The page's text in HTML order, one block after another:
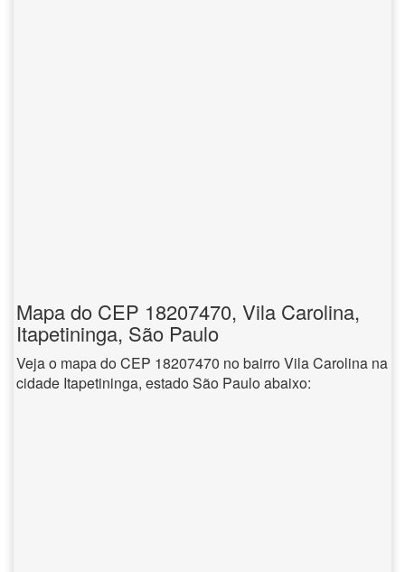
Mapa do CEP 18207470, Vila Carolina,
Itapetininga, São Paulo
Veja o mapa do CEP 18207470 no bairro Vila Carolina na
cidade Itapetininga, estado São Paulo abaixo: